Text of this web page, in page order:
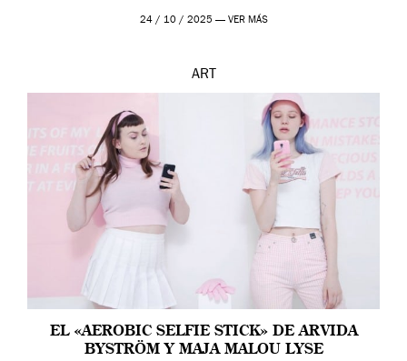
24 / 10 / 2025 — VER MÁS
ART
EL «AEROBIC SELFIE STICK» DE ARVIDA
BYSTRÖM Y MAJA MALOU LYSE